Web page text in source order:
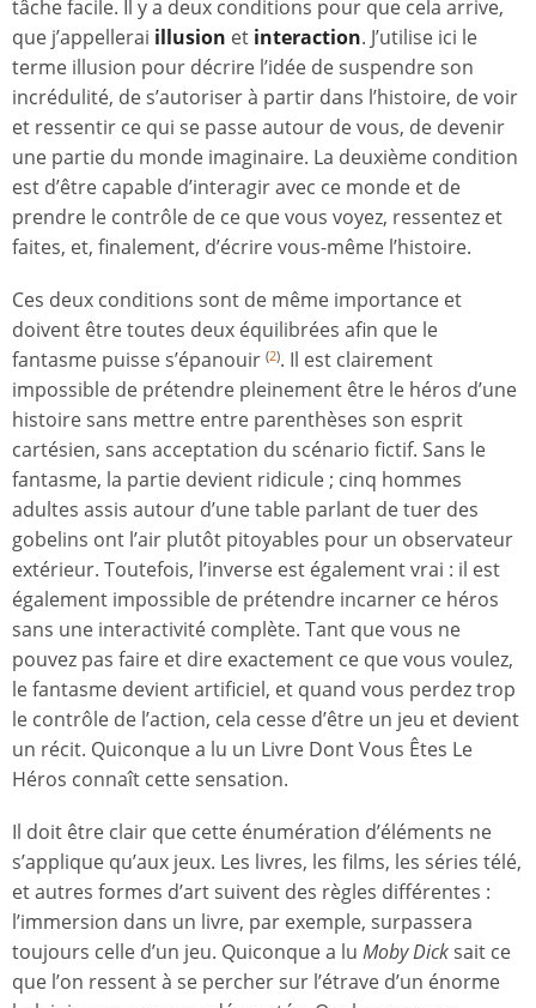
tâche facile. Il y a deux conditions pour que cela arrive,
que j’appellerai illusion et interaction. J’utilise ici le
terme illusion pour décrire l’idée de suspendre son
incrédulité, de s’autoriser à partir dans l’histoire, de voir
et ressentir ce qui se passe autour de vous, de devenir
une partie du monde imaginaire. La deuxième condition
est d’être capable d’interagir avec ce monde et de
prendre le contrôle de ce que vous voyez, ressentez et
faites, et, finalement, d’écrire vous-même l’histoire.
Ces deux conditions sont de même importance et
doivent être toutes deux équilibrées afin que le
fantasme puisse s’épanouir (2). Il est clairement
impossible de prétendre pleinement être le héros d’une
histoire sans mettre entre parenthèses son esprit
cartésien, sans acceptation du scénario fictif. Sans le
fantasme, la partie devient ridicule ; cinq hommes
adultes assis autour d’une table parlant de tuer des
gobelins ont l’air plutôt pitoyables pour un observateur
extérieur. Toutefois, l’inverse est également vrai : il est
également impossible de prétendre incarner ce héros
sans une interactivité complète. Tant que vous ne
pouvez pas faire et dire exactement ce que vous voulez,
le fantasme devient artificiel, et quand vous perdez trop
le contrôle de l’action, cela cesse d’être un jeu et devient
un récit. Quiconque a lu un Livre Dont Vous Êtes Le
Héros connaît cette sensation.
Il doit être clair que cette énumération d’éléments ne
s’applique qu’aux jeux. Les livres, les films, les séries télé,
et autres formes d’art suivent des règles différentes :
l’immersion dans un livre, par exemple, surpassera
toujours celle d’un jeu. Quiconque a lu Moby Dicksait ce
que l’on ressent à se percher sur l’étrave d’un énorme